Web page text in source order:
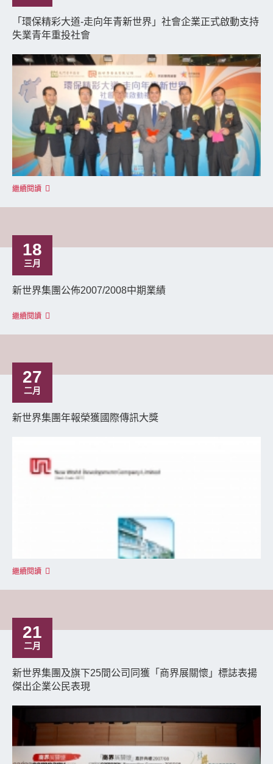
「環保精彩大道-走向年青新世界」社會企業正式啟動支持
失業青年重投社會
繼續閱讀
18
三月
新世界集團公佈2007/2008中期業績
繼續閱讀
27
二月
新世界集團年報榮獲國際傳訊大獎
繼續閱讀
21
二月
新世界集團及旗下25間公司同獲「商界展關懷」標誌表揚
傑出企業公民表現